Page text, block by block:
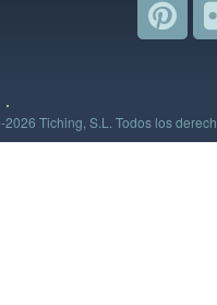
Tiching, S.L. Todos los